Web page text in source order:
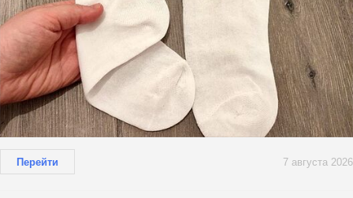
Перейти 7 августа 2026